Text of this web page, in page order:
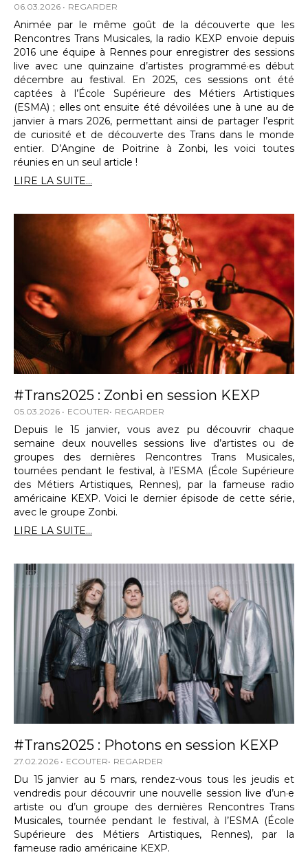
06.03.2026 REGARDER
Animée par le même goût de la découverte que les
Rencontres Trans Musicales, la radio KEXP envoie depuis
2016 une équipe à Rennes pour enregistrer des sessions
live avec une quinzaine d’artistes programmé·es début
décembre au festival. En 2025, ces sessions ont été
captées à l’École Supérieure des Métiers Artistiques
(ESMA) ; elles ont ensuite été dévoilées une à une au de
janvier à mars 2026, permettant ainsi de partager l’esprit
de curiosité et de découverte des Trans dans le monde
entier. D’Angine de Poitrine à Zonbi, les voici toutes
réunies en un seul article !
LIRE LA SUITE...
#Trans2025 : Zonbi en session KEXP
05.03.2026 ECOUTER REGARDER
Depuis le 15 janvier, vous avez pu découvrir chaque
semaine deux nouvelles sessions live d’artistes ou de
groupes des dernières Rencontres Trans Musicales,
tournées pendant le festival, à l’ESMA (École Supérieure
des Métiers Artistiques, Rennes), par la fameuse radio
américaine KEXP. Voici le dernier épisode de cette série,
avec le groupe Zonbi.
LIRE LA SUITE...
#Trans2025 : Photons en session KEXP
27.02.2026 ECOUTER REGARDER
Du 15 janvier au 5 mars, rendez-vous tous les jeudis et
vendredis pour découvrir une nouvelle session live d’un·e
artiste ou d’un groupe des dernières Rencontres Trans
Musicales, tournée pendant le festival, à l’ESMA (École
Supérieure des Métiers Artistiques, Rennes), par la
fameuse radio américaine KEXP.